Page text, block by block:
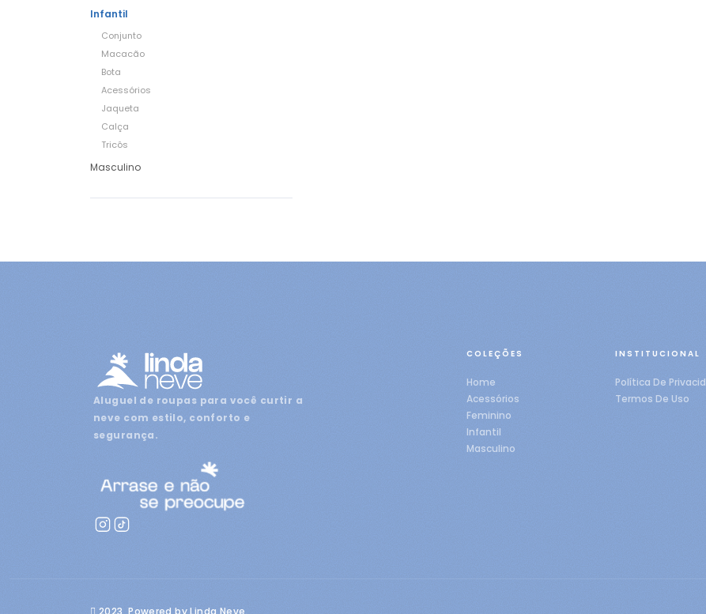
Infantil
Conjunto
Macacão
Bota
Acessórios
Jaqueta
Calça
Tricôs
Masculino
Aluguel de roupas para você curtir a
neve com estilo, conforto e
segurança.
COLEÇÕES
Home
Acessórios
Feminino
Infantil
Masculino
INSTITUCIONAL
Política De
Termos De Uso
2023, Powered by Linda Neve.